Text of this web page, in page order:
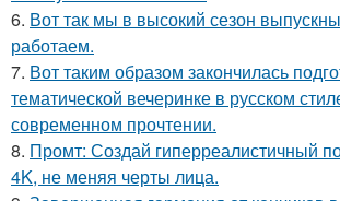
6. Вот так мы в высокий сезон
работаем.
7. Вот таким образом закончилась
тематической вечеринке в русском
современном прочтении.
8. Промт: Создай гиперреалистичный
4K, не меняя черты лица.